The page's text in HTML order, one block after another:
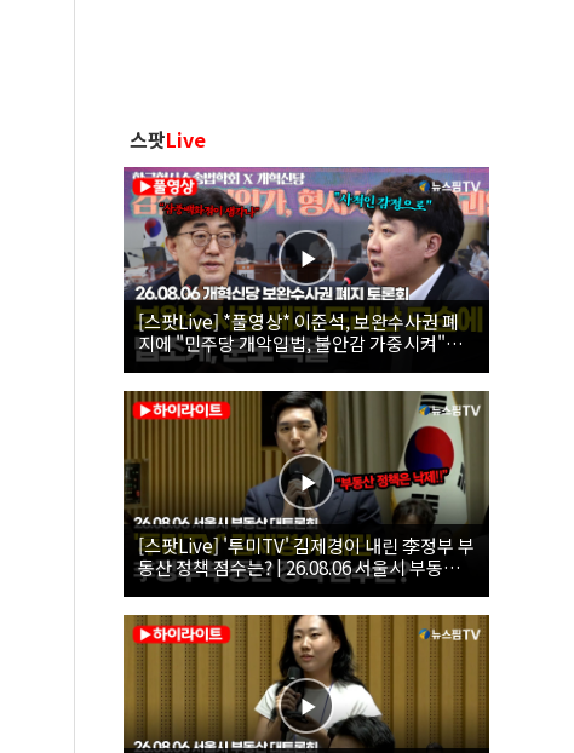
스팟Live
[스팟Live] *풀영상* 이준석, 보완수사권 폐
지에 "민주당 개악입법, 불안감 가중시켜"｜
26.08.06 개혁신당 보완수사권 폐지 토론회
[스팟Live] '투미TV' 김제경이 내린 李정부 부
동산 정책 점수는? | 26.08.06 서울시 부동산
대토론회